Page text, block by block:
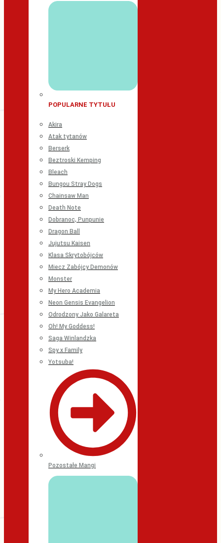
POPULARNE TYTUŁU
Akira
Atak tytanów
Berserk
Beztroski Kemping
Bleach
Bungou Stray Dogs
Chainsaw Man
Death Note
Dobranoc, Punpunie
Dragon Ball
Jujutsu Kaisen
Klasa Skrytobójców
Miecz Zabójcy Demonów
Monster
My Hero Academia
Neon Gensis Evangelion
Odrodzony Jako Galareta
Oh! My Goddess!
Saga Winlandzka
Spy x Family
Yotsuba!
Pozostałe Mangi